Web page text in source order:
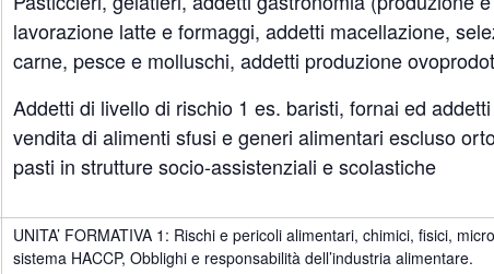
lavorazione latte e formaggi, addetti macellazione,
carne, pesce e molluschi, addetti produzione
Addetti di livello di rischio 1 es. baristi, fornai ed
vendita di alimenti sfusi e generi alimentari escluso
pasti in strutture socio-assistenziali e scolastiche
UNITA’ FORMATIVA 1: Rischi e pericoli alimentari, chimici, fisici,
sistema HACCP, Obblighi e responsabilità dell’industria alimentare.